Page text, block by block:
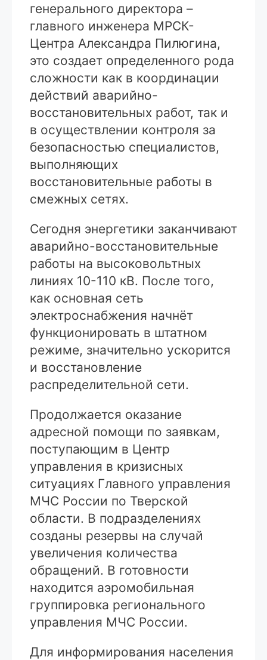
генерального директора –
главного инженера МРСК-
Центра Александра Пилюгина,
это создает определенного рода
сложности как в координации
действий аварийно-
восстановительных работ, так и
в осуществлении контроля за
безопасностью специалистов,
выполняющих
восстановительные работы в
смежных сетях.
Сегодня энергетики заканчивают
аварийно-восстановительные
работы на высоковольтных
линиях 10-110 кВ. После того,
как основная сеть
электроснабжения начнёт
функционировать в штатном
режиме, значительно ускорится
и восстановление
распределительной сети.
Продолжается оказание
адресной помощи по заявкам,
поступающим в Центр
управления в кризисных
ситуациях Главного управления
МЧС России по Тверской
области. В подразделениях
созданы резервы на случай
увеличения количества
обращений. В готовности
находится аэромобильная
группировка регионального
управления МЧС России.
Для информирования населения